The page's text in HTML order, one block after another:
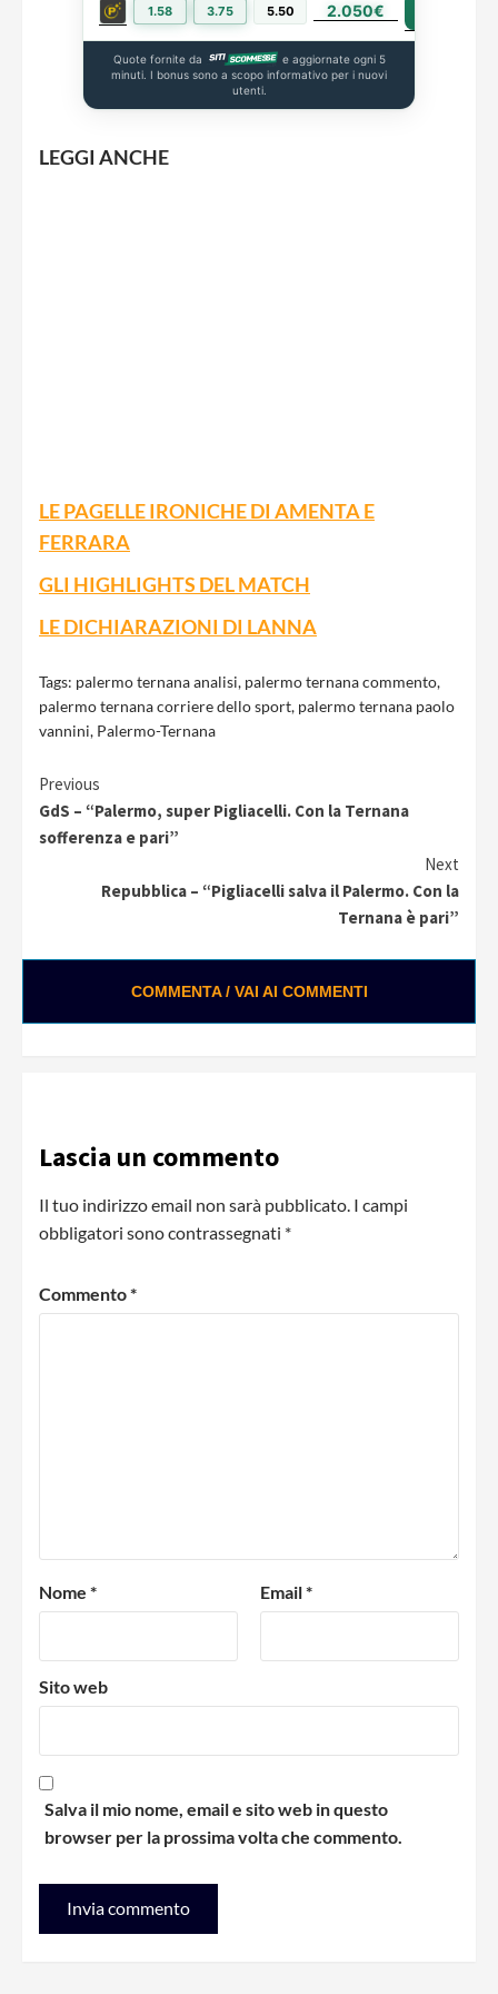
1.58 3.75 5.50 2.050€
Quote fornite da
e aggiornate ogni 5
minuti. I bonus sono a scopo informativo per i nuovi
utenti.
LEGGI ANCHE
LE PAGELLE IRONICHE DI AMENTA E
FERRARA
GLI HIGHLIGHTS DEL MATCH
LE DICHIARAZIONI DI LANNA
Tags: palermo ternana analisi, palermo ternana commento,
palermo ternana corriere dello sport, palermo ternana paolo
vannini, Palermo-Ternana
Continue
Reading
Previous
GdS – “Palermo, super Pigliacelli. Con la Ternana
sofferenza e pari”
Next
Repubblica – “Pigliacelli salva il Palermo. Con la
Ternana è pari”
COMMENTA / VAI AI COMMENTI
Lascia un commento
Il tuo indirizzo email non sarà pubblicato. I campi
obbligatori sono contrassegnati *
Commento*
Nome * Email*
Sito web
Salva il mio nome, email e sito web in questo
browser per la prossima volta che commento.